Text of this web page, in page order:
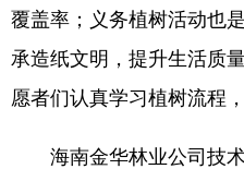
覆盖率；义务植树活动也
承造纸文明，提升生活质
愿者们认真学习植树流程
海南金华林业公司技术